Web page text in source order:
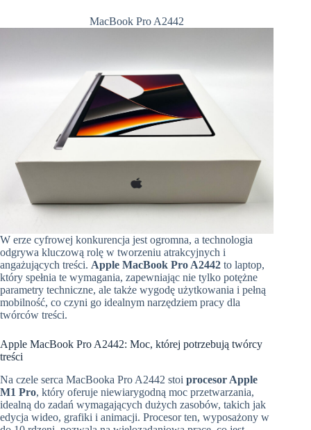
MacBook Pro A2442
W erze cyfrowej konkurencja jest ogromna, a technologia
odgrywa kluczową rolę w tworzeniu atrakcyjnych i
angażujących treści. Apple MacBook Pro A2442 to laptop,
który spełnia te wymagania, zapewniając nie tylko potężne
parametry techniczne, ale także wygodę użytkowania i pełną
mobilność, co czyni go idealnym narzędziem pracy dla
twórców treści.
Apple MacBook Pro A2442: Moc, której potrzebują twórcy
treści
Na czele serca MacBooka Pro A2442 stoi procesor Apple
M1 Pro, który oferuje niewiarygodną moc przetwarzania,
idealną do zadań wymagających dużych zasobów, takich jak
edycja wideo, grafiki i animacji. Procesor ten, wyposażony w